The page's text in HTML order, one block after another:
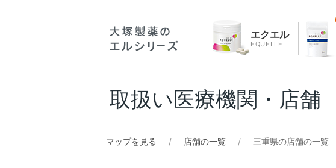
エクエル
EQUELLE
取扱い医療機関・店舗
マップを見る 店舗の一覧 三重県の店舗の一覧